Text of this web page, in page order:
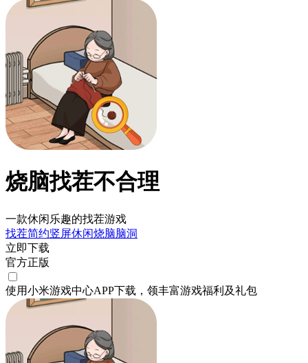
烧脑找茬不合理
一款休闲乐趣的找茬游戏
找茬简约竖屏休闲烧脑脑洞
立即下载
官方正版
使用小米游戏中心APP下载 ，领丰富游戏福利 及礼包